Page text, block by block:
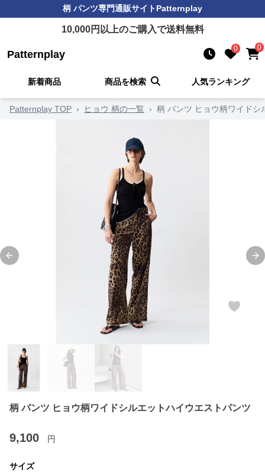
柄 パンツ専門通販サイトPatternplay
10,000円以上のご購入で送料無料
Patternplay 0 0
新着商品 商品を検索 人気ランキング
Patternplay TOP › ヒョウ 柄の一覧 › 柄 パンツ ヒョウ柄ワイドシ
Previous slide
柄 パンツ ヒョウ柄ワイドシルエットハイウエストパンツ
9,100 円
サイズ